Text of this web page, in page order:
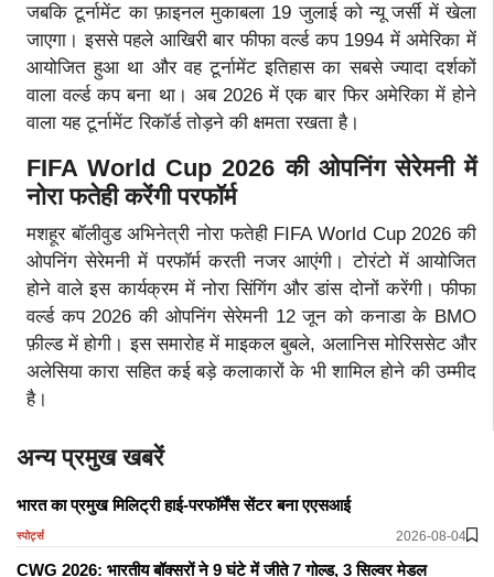
जबकि टूर्नामेंट का फ़ाइनल मुकाबला 19 जुलाई को न्यू जर्सी में खेला
जाएगा। इससे पहले आखिरी बार फीफा वर्ल्ड कप 1994 में अमेरिका में
आयोजित हुआ था और वह टूर्नामेंट इतिहास का सबसे ज्यादा दर्शकों
वाला वर्ल्ड कप बना था। अब 2026 में एक बार फिर अमेरिका में होने
वाला यह टूर्नामेंट रिकॉर्ड तोड़ने की क्षमता रखता है।
FIFA World Cup 2026 की ओपनिंग सेरेमनी में
नोरा फतेही करेंगी परफॉर्म
मशहूर बॉलीवुड अभिनेत्री नोरा फतेही FIFA World Cup 2026 की
ओपनिंग सेरेमनी में परफॉर्म करती नजर आएंगी। टोरंटो में आयोजित
होने वाले इस कार्यक्रम में नोरा सिंगिंग और डांस दोनों करेंगी। फीफा
वर्ल्ड कप 2026 की ओपनिंग सेरेमनी 12 जून को कनाडा के BMO
फ़ील्ड में होगी। इस समारोह में माइकल बुबले, अलानिस मोरिससेट और
अलेसिया कारा सहित कई बड़े कलाकारों के भी शामिल होने की उम्मीद
है।
अन्य प्रमुख खबरें
भारत का प्रमुख मिलिट्री हाई-परफॉर्मेंस सेंटर बना एएसआई
स्पोर्ट्स 2026-08-04
CWG 2026: भारतीय बॉक्सरों ने 9 घंटे में जीते 7 गोल्ड, 3 सिल्वर मेडल